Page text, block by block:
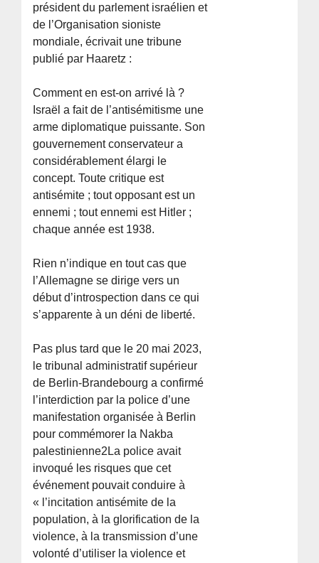
président du parlement israélien et
de l’Organisation sioniste
mondiale, écrivait une tribune
publié par Haaretz :
Comment en est-on arrivé là ?
Israël a fait de l’antisémitisme une
arme diplomatique puissante. Son
gouvernement conservateur a
considérablement élargi le
concept. Toute critique est
antisémite ; tout opposant est un
ennemi ; tout ennemi est Hitler ;
chaque année est 1938.
Rien n’indique en tout cas que
l’Allemagne se dirige vers un
début d’introspection dans ce qui
s’apparente à un déni de liberté.
Pas plus tard que le 20 mai 2023,
le tribunal administratif supérieur
de Berlin-Brandebourg a confirmé
l’interdiction par la police d’une
manifestation organisée à Berlin
pour commémorer la Nakba
palestinienne2La police avait
invoqué les risques que cet
événement pouvait conduire à
« l’incitation antisémite de la
population, à la glorification de la
violence, à la transmission d’une
volonté d’utiliser la violence et